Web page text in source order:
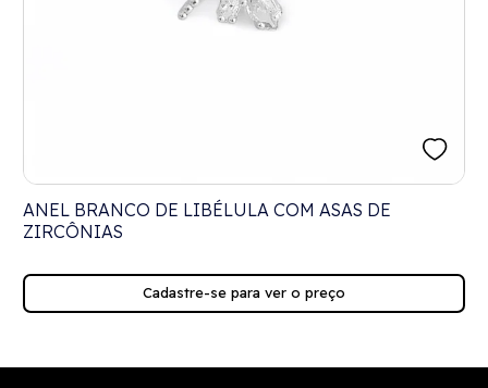
ANEL BRANCO DE LIBÉLULA COM ASAS DE
ZIRCÔNIAS
Cadastre-se para ver o preço